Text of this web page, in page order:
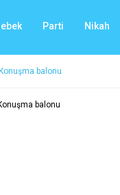
Parti Nikah
balonu